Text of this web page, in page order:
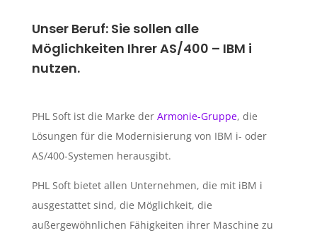
Unser Beruf: Sie sollen alle
Möglichkeiten Ihrer AS/400 – IBM i
nutzen.
PHL Soft ist die Marke der Armonie-Gruppe, die
Lösungen für die Modernisierung von IBM i- oder
AS/400-Systemen herausgibt.
PHL Soft bietet allen Unternehmen, die mit iBM i
ausgestattet sind, die Möglichkeit, die
außergewöhnlichen Fähigkeiten ihrer Maschine zu